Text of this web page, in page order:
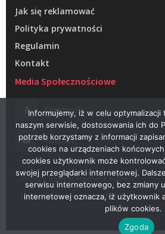
Jak się reklamować
Polityka prywatności
Regulamin
Kontakt
Media Społecznościowe
Facebook
Youtube
© 2022 – Telewizja Regionalna w Żarach
Projektowanie stron WWW –RAGACOM
Informujemy, iż w celu
naszym serwisie, dostosowania ich do
potrzeb korzystamy z informacji
cookies na urządzeniach
cookies użytkownik może
swojej przeglądarki internetowej.
serwisu internetowego, bez zmiany
internetowej oznacza, iż użytkownik
plików cookies.
Zgoda